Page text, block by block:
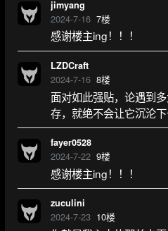
jimyang
2024-7-16 7楼
感谢楼主ing！！！
LZDCraft
2024-7-16 8楼
面对如此强贴，论遇到
存，就绝不会让它沉沦
fayer0528
2024-7-22 9楼
感谢楼主ing！！！
zuculini
2024-7-23 10楼